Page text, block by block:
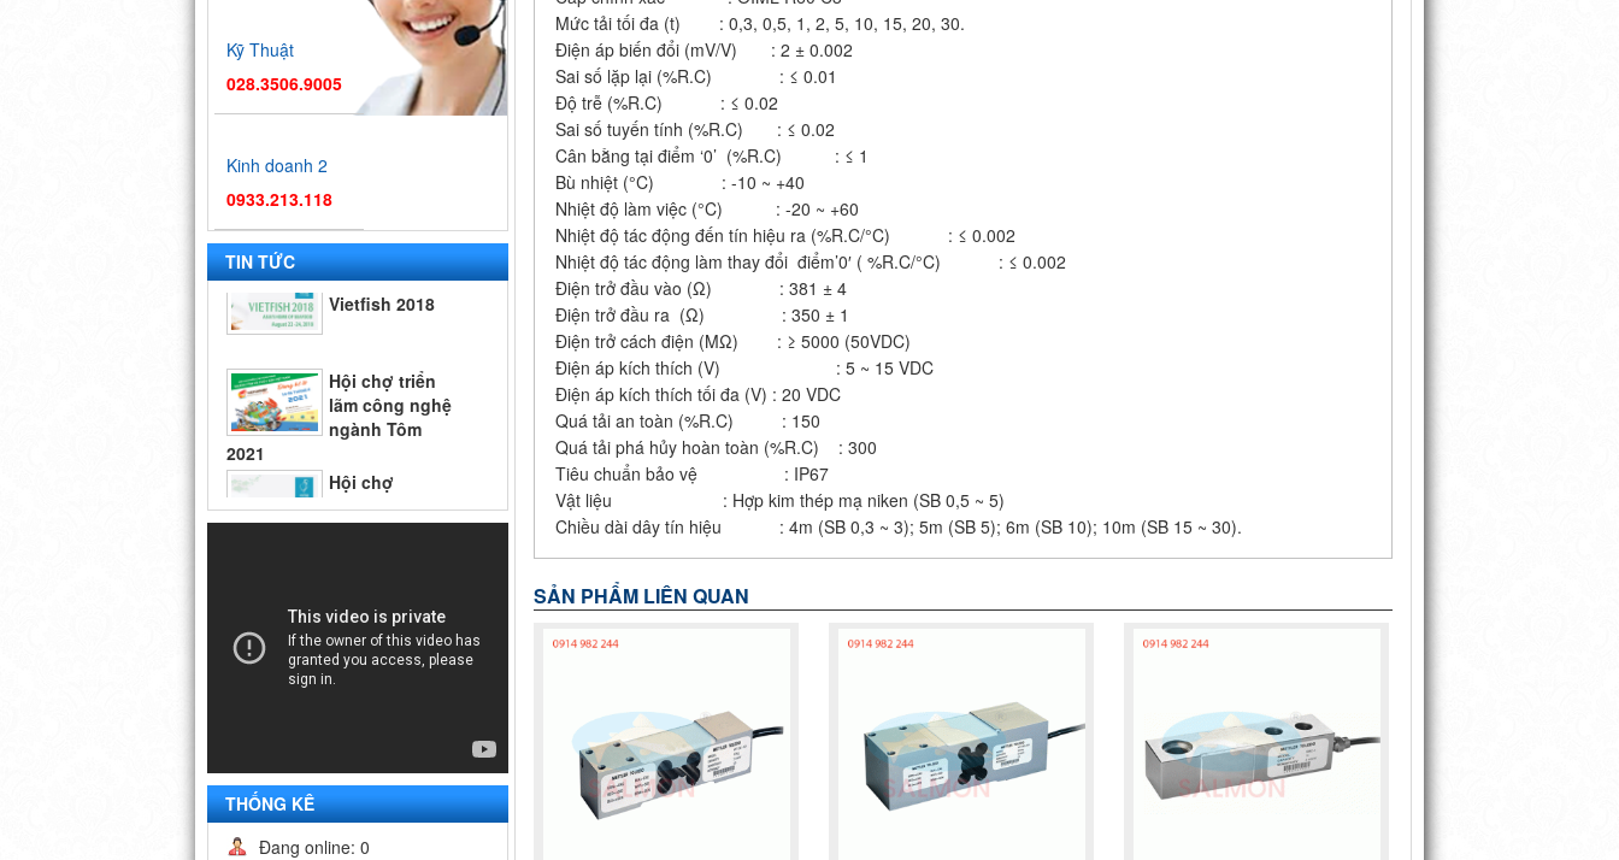
Kỹ Thuật
028.3506.9005
Kinh doanh 2
0933.213.118
TIN TỨC
Hội chợ
Vietfish 2018
Hội chợ triển
2021
Hội chợ
Vietfish 2018
Hội chợ triển
THỐNG KÊ
Đang online: 0
Mức tải tối đa (t) : 0,3, 0,5, 1, 2, 5, 10, 15, 20, 30.
Điện áp biến đổi (mV/V) : 2 ± 0.002
Sai số lặp lại (%R.C) : ≤ 0.01
Độ trễ (%R.C) : ≤ 0.02
Sai số tuyến tính (%R.C) : ≤ 0.02
Cân bằng tại điểm ‘0’ (%R.C) : ≤ 1
Bù nhiệt (°C) : -10 ~ +40
Nhiệt độ làm việc (°C) : -20 ~ +60
Nhiệt độ tác động đến tín hiệu ra (%R.C/°C) : ≤ 0.002
Nhiệt độ tác động làm thay đổi điểm’0′ ( %R.C/°C) : ≤ 0.002
Điện trở đầu vào (Ω) : 381 ± 4
Điện trở đầu ra (Ω) : 350 ± 1
Điện trở cách điện (MΩ) : ≥ 5000 (50VDC)
Điện áp kích thích (V) : 5 ~ 15 VDC
Điện áp kích thích tối đa (V) : 20 VDC
Quá tải an toàn (%R.C) : 150
Quá tải phá hủy hoàn toàn (%R.C) : 300
Tiêu chuẩn bảo vệ : IP67
Vật liệu : Hợp kim thép mạ niken (SB 0,5 ~ 5)
Chiều dài dây tín hiệu : 4m (SB 0,3 ~ 3); 5m (SB 5); 6m (SB 10); 10m (SB 15 ~ 30).
SẢN PHẨM LIÊN QUAN